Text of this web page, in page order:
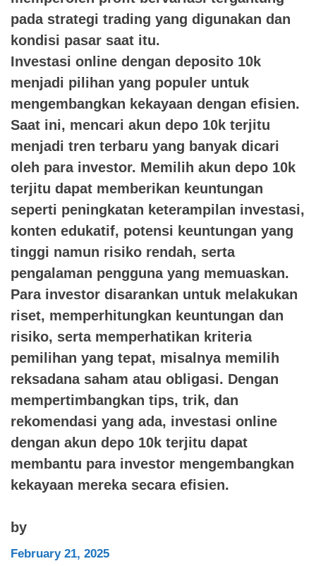
pada strategi trading yang digunakan dan
kondisi pasar saat itu.
Investasi online dengan deposito 10k
menjadi pilihan yang populer untuk
mengembangkan kekayaan dengan efisien.
Saat ini, mencari akun depo 10k terjitu
menjadi tren terbaru yang banyak dicari
oleh para investor. Memilih akun depo 10k
terjitu dapat memberikan keuntungan
seperti peningkatan keterampilan investasi,
konten edukatif, potensi keuntungan yang
tinggi namun risiko rendah, serta
pengalaman pengguna yang memuaskan.
Para investor disarankan untuk melakukan
riset, memperhitungkan keuntungan dan
risiko, serta memperhatikan kriteria
pemilihan yang tepat, misalnya memilih
reksadana saham atau obligasi. Dengan
mempertimbangkan tips, trik, dan
rekomendasi yang ada, investasi online
dengan akun depo 10k terjitu dapat
membantu para investor mengembangkan
kekayaan mereka secara efisien.
by
February 21, 2025